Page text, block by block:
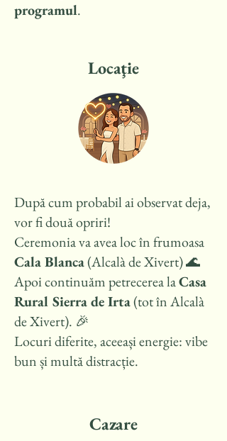
programul.
Locaţie
După cum probabil ai observat deja,
vor fi două opriri!
Ceremonia va avea loc în frumoasa
Cala Blanca(Alcalà de Xivert) 🌊
Apoi continuăm petrecerea laCasa
Rural Sierra de Irta(tot în Alcalà
de Xivert). 🎉
Locuri diferite, aceeași energie: vibe
bun și multă distracție.
Cazare